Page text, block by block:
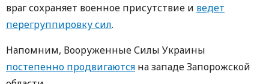
враг сохраняет военное присутствие и ведет
перегруппировку сил.
Напомним, Вооруженные Силы Украины
постепенно продвигаются на западе Запорожской